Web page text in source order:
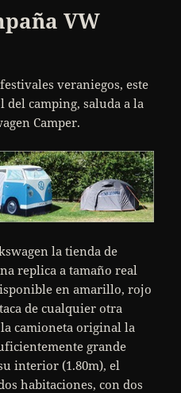
VW
veraniegos, este
del camping, saluda a la
Camper.
la tienda de
replica a tamaño real
en amarillo, rojo
de cualquier otra
camioneta original la
grande
interior (1.80m), el
habitaciones, con dos